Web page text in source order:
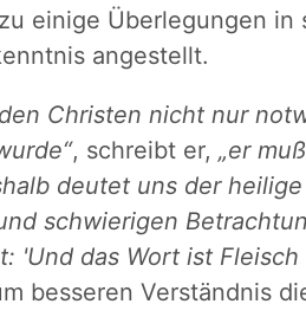
einige Überlegungen in
angestellt.
Christen nicht nur
, schreibt er, „er
deutet uns der
schwierigen
'Und das Wort ist Fleisch
besseren Verständnis